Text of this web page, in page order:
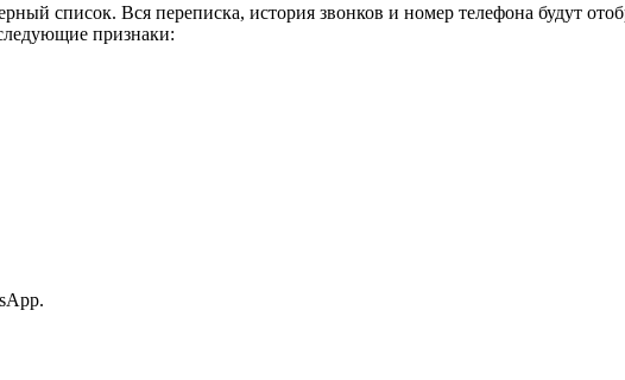
список. Вся переписка, история звонков и номер телефона будут
признаки: